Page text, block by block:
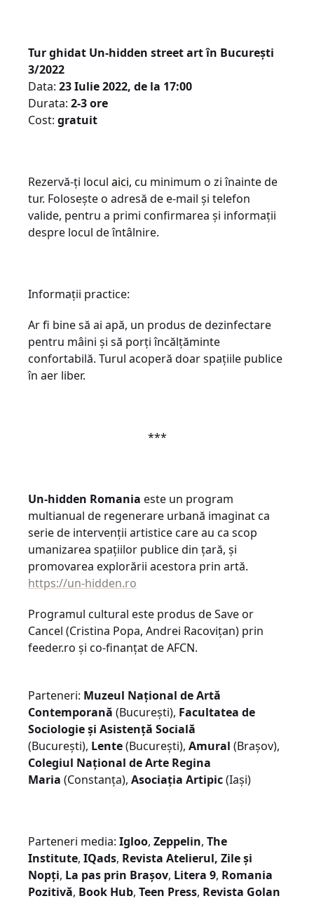
Tur ghidat Un-hidden street art în București
3/2022
Data: 23 Iulie 2022, de la 17:00
Durata: 2-3 ore
Cost: gratuit
Rezervă-ți locul aici, cu minimum o zi înainte de
tur. Folosește o adresă de e-mail și telefon
valide, pentru a primi confirmarea și informații
despre locul de întâlnire.
Informații practice:
Ar fi bine să ai apă, un produs de dezinfectare
pentru mâini și să porți încălțăminte
confortabilă. Turul acoperă doar spațiile publice
în aer liber.
***
Un-hidden Romania este un program
multianual de regenerare urbană imaginat ca
serie de intervenții artistice care au ca scop
umanizarea spațiilor publice din țară, și
promovarea explorării acestora prin artă.
https://un-hidden.ro
Programul cultural este produs de Save or
Cancel (Cristina Popa, Andrei Racovițan) prin
feeder.ro și co-finanțat de AFCN.
Parteneri: Muzeul Național de Artă
Contemporană (București), Facultatea de
Sociologie și Asistență Socială
(București), Lente(București), Amural (Brașov),
Colegiul Național de Arte Regina
Maria (Constanța), Asociația Artipic(Iași)
Parteneri media: Igloo, Zeppelin, The
Institute, IQads, Revista Atelierul, Zile și
Nopți, La pas prin Brașov, Litera 9, Romania
Pozitivă, Book Hub, Teen Press, Revista Golan